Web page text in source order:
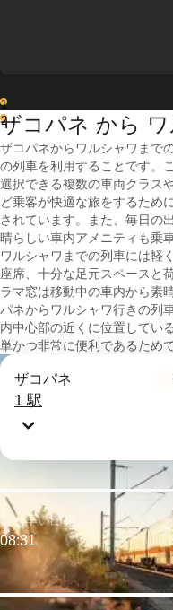
1
2
ザコパネ から
ザコパネからワルシャワまで
の列車を利用することです。
選択できる複数の車両クラス
ど乗客が快適な旅をするため
されています。また、毎日の
晴らしい車内アメニティも乗
ワルシャワまでの列車には軽
座席、十分な足元スペースと
ラマ窓は移動中の車内から素
パネからワルシャワ行きの列
内中心部の近くに位置してい
単かつ非常に便利であるためで
ザコパネ
1 駅
最も早い出発：
08:31